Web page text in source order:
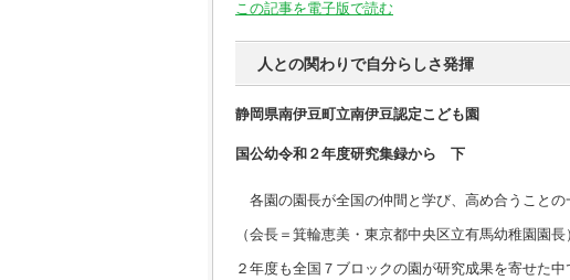
この記事を電子版で読む
人との関わりで自分らしさ発揮
静岡県南伊豆町立南伊豆認定こども園
国公幼令和２年度研究集録から 下
各園の園長が全国の仲間と学び、高め合うこと
（会長＝箕輪恵美・東京都中央区立有馬幼稚園園
２年度も全国７ブロックの園が研究成果を寄せた